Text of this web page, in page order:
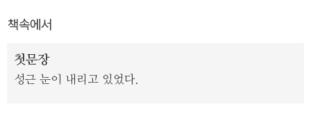
이로써 <소년이 온다>(2014), <흰>(2016), ‘눈’ 연작(2015, 201
의 고투와 존엄을 그려온 한강 문학이 다다른 눈부신 현재를 또렷한
모습으로 확인할 수 있게 되었다. 오래지 않은 비극적 역사의 기억으
책속에서
첫문장
성근 눈이 내리고 있었다.